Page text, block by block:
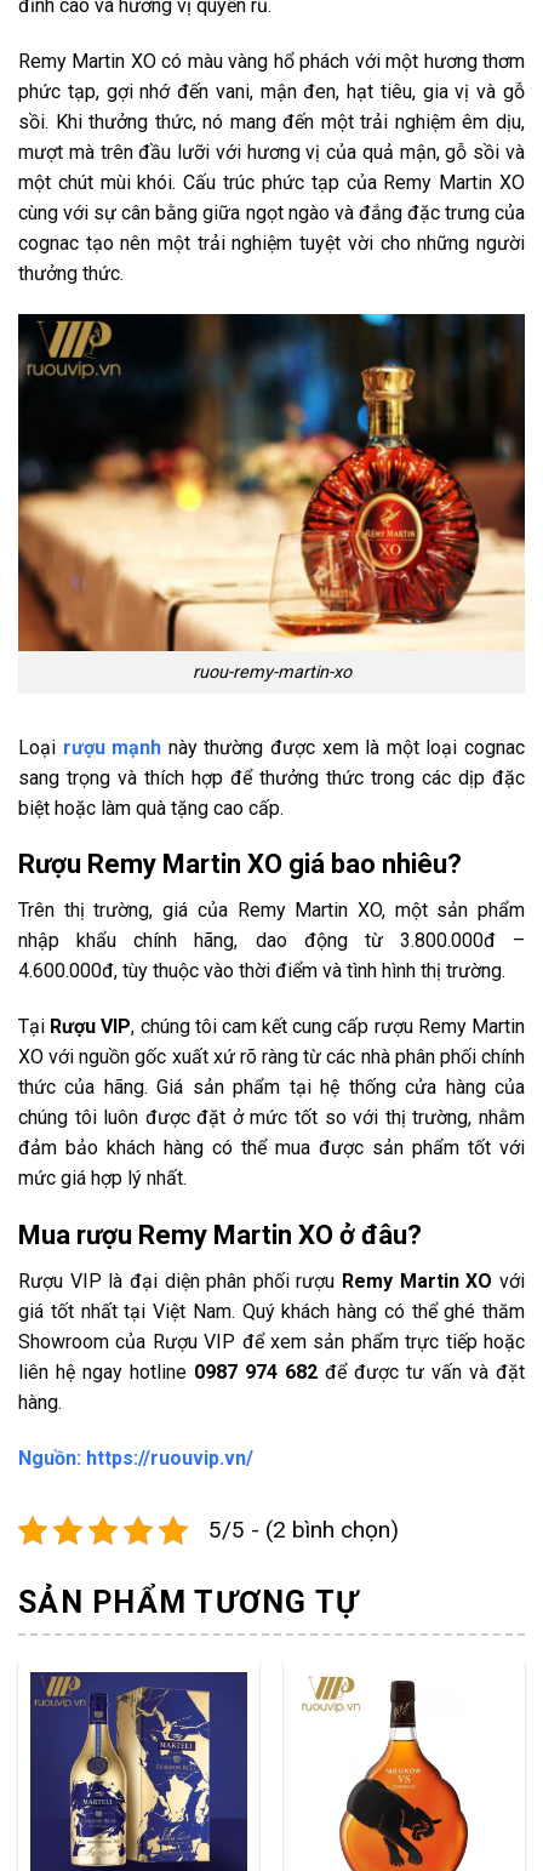
đỉnh cao và hương vị quyến rũ.
Remy Martin XO có màu vàng hổ phách với một hương thơm
phức tạp, gợi nhớ đến vani, mận đen, hạt tiêu, gia vị và gỗ
sồi. Khi thưởng thức, nó mang đến một trải nghiệm êm dịu,
mượt mà trên đầu lưỡi với hương vị của quả mận, gỗ sồi và
một chút mùi khói. Cấu trúc phức tạp của Remy Martin XO
cùng với sự cân bằng giữa ngọt ngào và đắng đặc trưng của
cognac tạo nên một trải nghiệm tuyệt vời cho những người
thưởng thức.
ruou-remy-martin-xo
Loại rượu mạnh này thường được xem là một loại cognac
sang trọng và thích hợp để thưởng thức trong các dịp đặc
biệt hoặc làm quà tặng cao cấp.
Rượu Remy Martin XO giá bao nhiêu?
Trên thị trường, giá của Remy Martin XO, một sản phẩm
nhập khẩu chính hãng, dao động từ 3.800.000đ –
4.600.000đ, tùy thuộc vào thời điểm và tình hình thị trường.
Tại Rượu VIP, chúng tôi cam kết cung cấp rượu Remy Martin
XO với nguồn gốc xuất xứ rõ ràng từ các nhà phân phối chính
thức của hãng. Giá sản phẩm tại hệ thống cửa hàng của
chúng tôi luôn được đặt ở mức tốt so với thị trường, nhằm
đảm bảo khách hàng có thể mua được sản phẩm tốt với
mức giá hợp lý nhất.
Mua rượu Remy Martin XO ở đâu?
Rượu VIP là đại diện phân phối rượu Remy Martin XOvới
giá tốt nhất tại Việt Nam. Quý khách hàng có thể ghé thăm
Showroom của Rượu VIP để xem sản phẩm trực tiếp hoặc
liên hệ ngay hotline 0987 974 682 để được tư vấn và đặt
hàng.
Nguồn: https://ruouvip.vn/
5/5 - (2 bình chọn)
SẢN PHẨM TƯƠNG TỰ